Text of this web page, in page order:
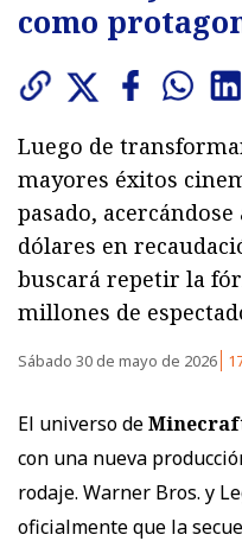
como
Luego de
mayores éxitos
pasado,
dólares en
buscará repetir la
millones de
Sábado 30 de mayo de 2026
El universo de
con una nueva
rodaje. Warner Bros. y
oficialmente que la